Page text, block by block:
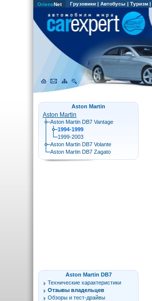
OriensNet Грузовики | Автобусы | Туризм |
Aston Martin
Aston Martin
Aston Martin DB7 Vantage
1994-1999
1999-2003
Aston Martin DB7 Volante
Aston Martin DB7 Zagato
Aston Martin DB7
Технические характеристики
Отзывы владельцев
Обзоры и тест-драйвы